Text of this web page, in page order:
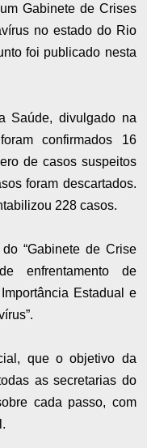
Gabinete de Crises
no estado do Rio
foi publicado nesta
Saúde, divulgado na
confirmados 16
de casos suspeitos
foram descartados.
228 casos.
“Gabinete de Crise
enfrentamento de
Estadual e
que o objetivo da
as secretarias do
cada passo, com